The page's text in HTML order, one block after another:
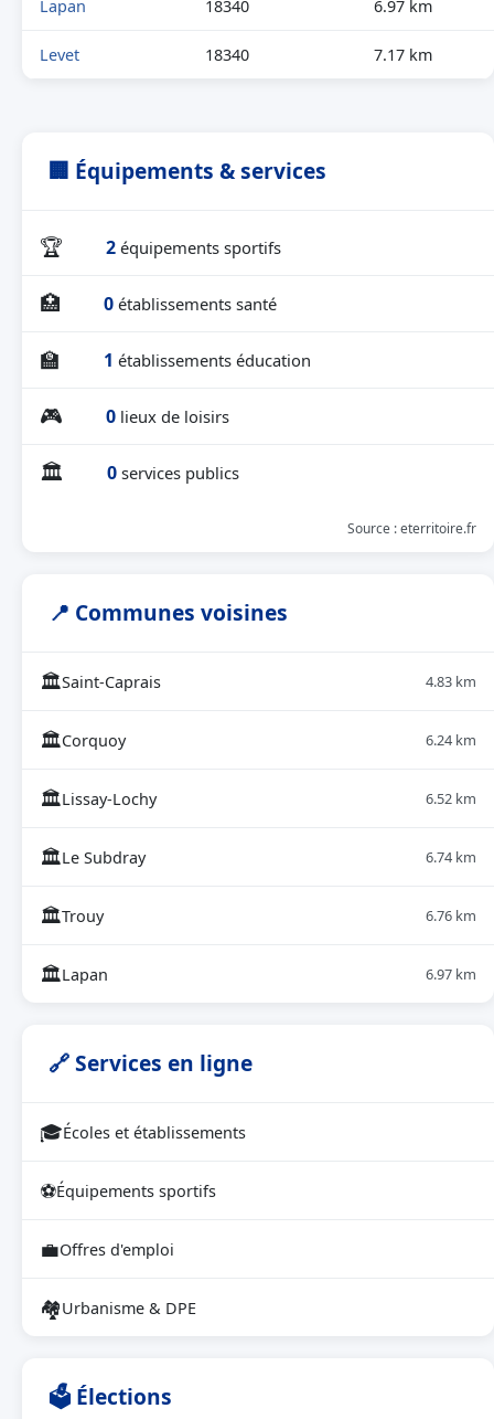
Lapan 18340 6.97 km
Levet 18340 7.17 km
🏢 Équipements & services
🏆 2 équipements sportifs
🏥 0 établissements santé
🏫 1 établissements éducation
🎮 0 lieux de loisirs
🏛 0 services publics
Source : eterritoire.fr
📍 Communes voisines
🏛Saint-Caprais 4.83 km
🏛Corquoy 6.24 km
🏛Lissay-Lochy 6.52 km
🏛Le Subdray 6.74 km
🏛Trouy 6.76 km
🏛Lapan 6.97 km
🔗 Services en ligne
🎓Écoles et établissements
⚽Équipements sportifs
💼Offres d'emploi
🏘Urbanisme & DPE
🗳 Élections